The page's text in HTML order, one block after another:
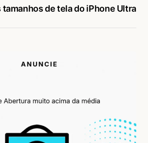
tamanhos de tela do iPhone Ultra